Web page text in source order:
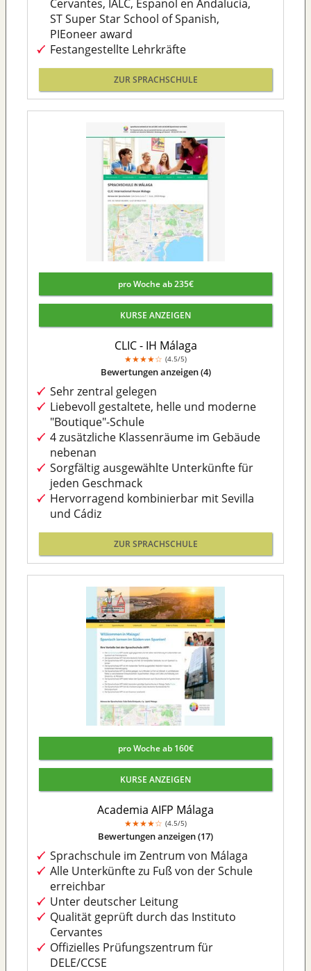
Cervantes, IALC, Espanol en Andalucia,
ST Super Star School of Spanish,
PIEoneer award
Festangestellte Lehrkräfte
ZUR SPRACHSCHULE
CLIC - IH Málaga
★★★★☆ 4.5/5
Bewertungen anzeigen (4)
Sehr zentral gelegen
Liebevoll gestaltete, helle und moderne
"Boutique"-Schule
4 zusätzliche Klassenräume im Gebäude
nebenan
Sorgfältig ausgewählte Unterkünfte für
jeden Geschmack
Hervorragend kombinierbar mit Sevilla
und Cádiz
ZUR SPRACHSCHULE
pro Woche ab 235€
KURSE ANZEIGEN
Academia AIFP Málaga
★★★★☆ 4.5/5
Bewertungen anzeigen (17)
Sprachschule im Zentrum von Málaga
Alle Unterkünfte zu Fuß von der Schule
erreichbar
Unter deutscher Leitung
Qualität geprüft durch das Instituto
Cervantes
Offizielles Prüfungszentrum für
DELE/CCSE
pro Woche ab 160€
KURSE ANZEIGEN